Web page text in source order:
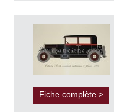
Fiche complète >